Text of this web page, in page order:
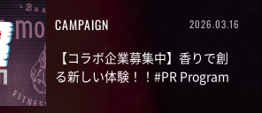
CAMPAIGN 2026.03.16
【コラボ企業募集中】香りで創
る新しい体験！！#PR Program